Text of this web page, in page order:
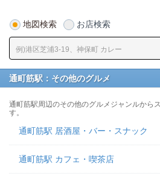
地図検索 お店検索
通町筋駅：その他のグルメ
通町筋駅周辺のその他のグルメジャンルから
す。
通町筋駅 居酒屋・バー・スナック
通町筋駅 カフェ・喫茶店